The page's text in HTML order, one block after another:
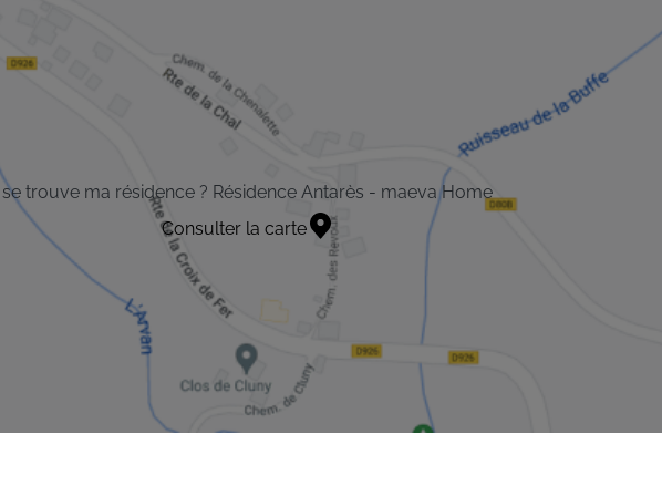
trouve ma résidence ? Résidence Antarès - maeva Home
Consulter la carte